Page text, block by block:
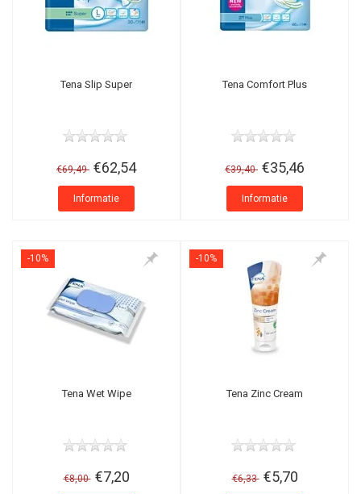
Tena Slip Super
€69,49 €62,54
Informatie
Tena Comfort Plus
€39,40 €35,46
Informatie
-10%
Tena Wet Wipe
€8,00 €7,20
-10%
Tena Zinc Cream
€6,33 €5,70